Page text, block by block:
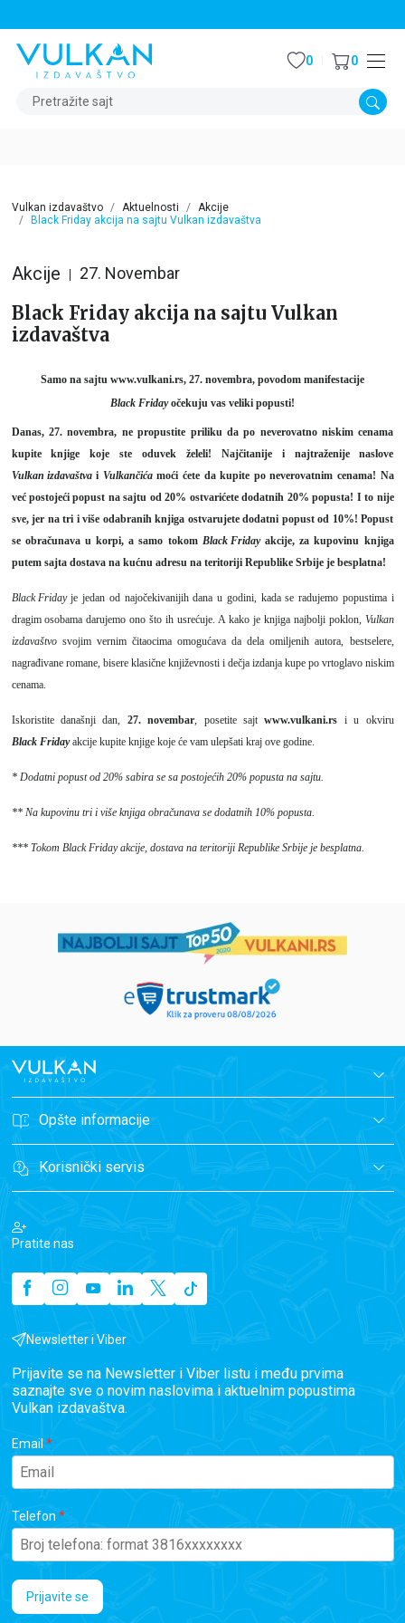
Pretražite sajt
0 0
Vulkan izdavaštvo Aktuelnosti
Akcije
Black Friday akcija na sajtu Vulkan izdavaštva
Akcije 27. Novembar
Black Friday akcija na sajtu Vulkan
izdavaštva
Samo na sajtu www.vulkani.rs, 27. novembra, povodom manifestacije
Black Fridayočekuju vas veliki popusti!
Danas, 27. novembra, ne propustite priliku da po neverovatno niskim cenama
kupite knjige koje ste oduvek želeli! Najčitanije i najtraženije naslove
Vulkan izdavaštva i Vulkančića moći ćete da kupite po neverovatnim cenama! Na
već postojeći popust na sajtu od 20% ostvarićete dodatnih 20%popusta! I to nije
sve, jer na tri i više odabranih knjiga ostvarujete dodatni popust od 10%! Popust
se obračunava u korpi, a samo tokom Black Friday akcije, za kupovinu knjiga
putem sajta dostava na kućnu adresu na teritoriji Republike Srbije je besplatna!
Black Fridayje jedan od najočekivanijih dana u godini, kada se radujemo popustima i
dragim osobama darujemo ono što ih usrećuje. A kako je knjiga najbolji poklon, Vulkan
izdavaštvosvojim vernim čitaocima omogućava da dela omiljenih autora, bestselere,
nagrađivane romane, bisere klasične književnosti i dečja izdanja kupe po vrtoglavo niskim
cenama.
Iskoristite današnji dan, 27. novembar, posetite sajtwww.vulkani.rs i u okviru
Black Friday akcije kupite knjige koje će vam ulepšati kraj ove godine.
* Dodatni popust od 20% sabira se sa postojećih 20% popusta na sajtu.
** Na kupovinu tri i više knjiga obračunava se dodatnih 10% popusta.
*** Tokom Black Friday akcije, dostava na teritoriji Republike Srbije je besplatna.
Opšte informacije
Korisnički servis
Pratite nas
Newsletter i Viber
Prijavite se na Newsletter i Viber listu i među prvima
saznajte sve o novim naslovima i aktuelnim popustima
Vulkan izdavaštva.
Email
Telefon
Prijavite se